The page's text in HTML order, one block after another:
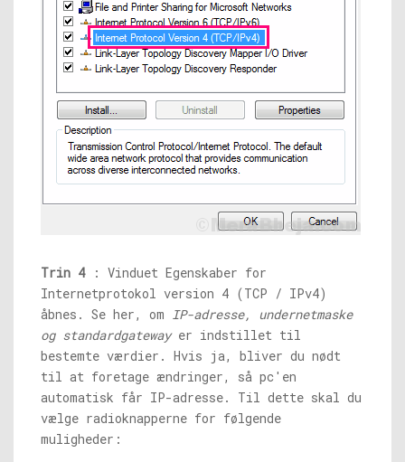
Trin 4: Vinduet Egenskaber for
Internetprotokol version 4 (TCP / IPv4)
åbnes. Se her, om IP-adresse, undernetmaske
og standardgatewayer indstillet til
bestemte værdier. Hvis ja, bliver du nødt
til at foretage ændringer, så pc'en
automatisk får IP-adresse. Til dette skal du
vælge radioknapperne for følgende
muligheder: